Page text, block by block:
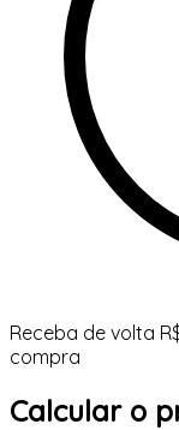
Receba de volta
compra
Calcular o